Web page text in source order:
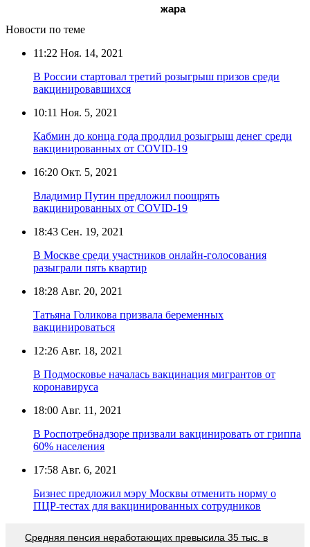
жара
Новости по теме
11:22 Ноя. 14, 2021
В России стартовал третий розыгрыш призов среди
вакцинировавшихся
10:11 Ноя. 5, 2021
Кабмин до конца года продлил розыгрыш денег среди
вакцинированных от COVID-19
16:20 Окт. 5, 2021
Владимир Путин предложил поощрять
вакцинированных от COVID-19
18:43 Сен. 19, 2021
В Москве среди участников онлайн-голосования
разыграли пять квартир
18:28 Авг. 20, 2021
Татьяна Голикова призвала беременных
вакцинироваться
12:26 Авг. 18, 2021
В Подмосковье началась вакцинация мигрантов от
коронавируса
18:00 Авг. 11, 2021
В Роспотребнадзоре призвали вакцинировать от гриппа
60% населения
17:58 Авг. 6, 2021
Бизнес предложил мэру Москвы отменить норму о
ПЦР-тестах для вакцинированных сотрудников
Средняя пенсия неработающих превысила 35 тыс. в